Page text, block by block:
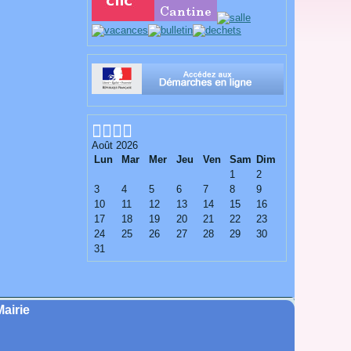
Août 2026
Lun
Mar Mer Jeu Ven Sam Dim
1
2
3
4 5 6 7 8
9
10
11 12 13 14 15
16
17
18 19 20 21 22
23
24
25 26 27 28 29
30
31